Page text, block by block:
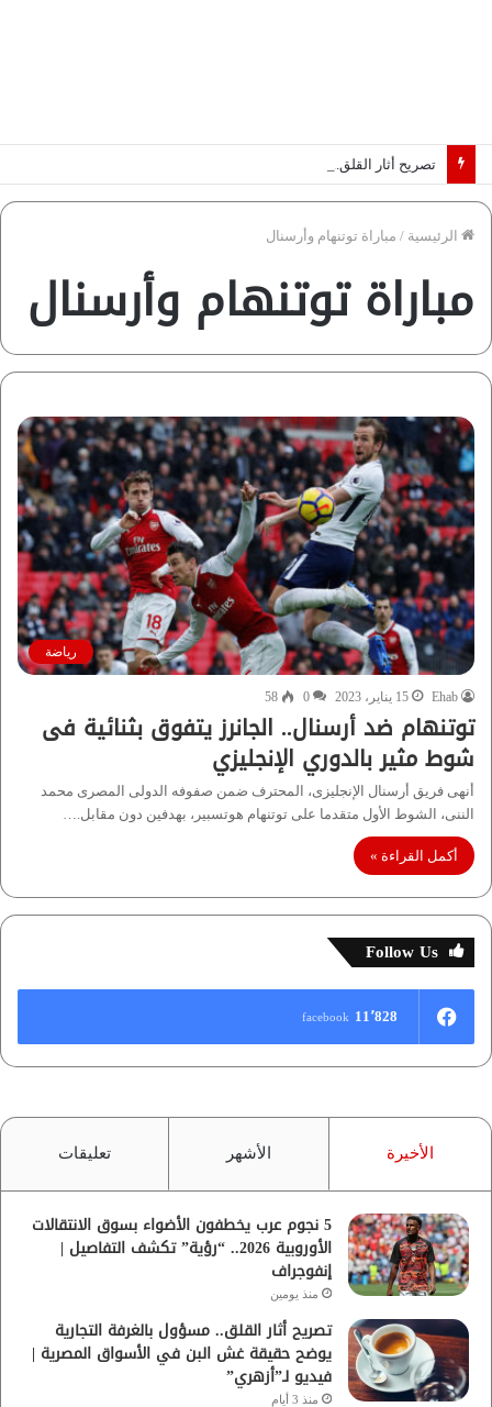
الرئيسية / مباراة توتنهام وأرسنال
مباراة توتنهام وأرسنال
رياضة
Ehab 15 يناير، 2023 0
58
توتنهام ضد أرسنال.. الجانرز يتفوق بثنائية فى
شوط مثير بالدوري الإنجليزي
أنهى فريق أرسنال الإنجليزى، المحترف ضمن صفوفه الدولى المصرى محمد
الننى، الشوط الأول متقدما على توتنهام هوتسبير، بهدفين دون مقابل.…
أكمل القراءة »
Follow Us
11٬828 facebook
الأخيرة الأشهر تعليقات
5 نجوم عرب يخطفون الأضواء بسوق الانتقالات
الأوروبية 2026.. “رؤية” تكشف التفاصيل |
إنفوجراف
منذ يومين
تصريح أثار القلق.. مسؤول بالغرفة التجارية
يوضح حقيقة غش البن في الأسواق المصرية |
فيديو لـ”أزهري”
منذ 3 أيام